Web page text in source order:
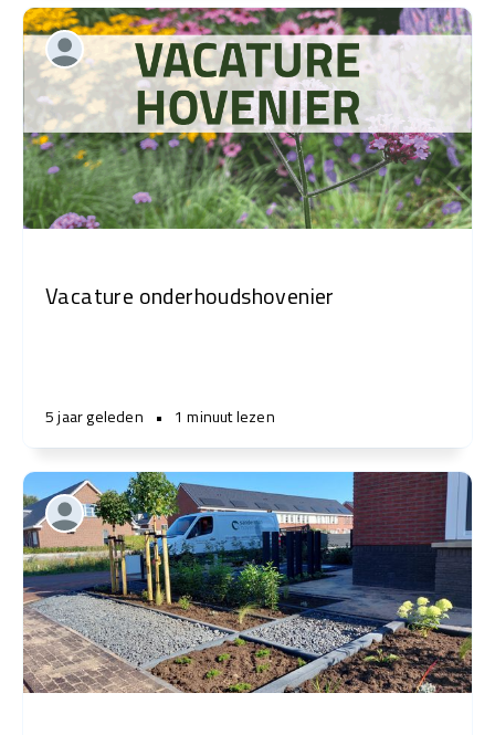
Vacature onderhoudshovenier
5 jaar geleden • 1 minuut lezen